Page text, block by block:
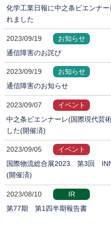
化学工業日報に中之条ビエンナ
れました
2023/09/19
お知らせ
通信障害のお詫び
2023/09/19
お知らせ
通信障害のお知らせ
2023/09/07
イベント
中之条ビエンナーレ(国際現代芸
した(開催済)
2023/09/05
イベント
国際物流総合展2023 第3回
(開催済)
2023/08/10
IR
第77期 第1四半期報告書